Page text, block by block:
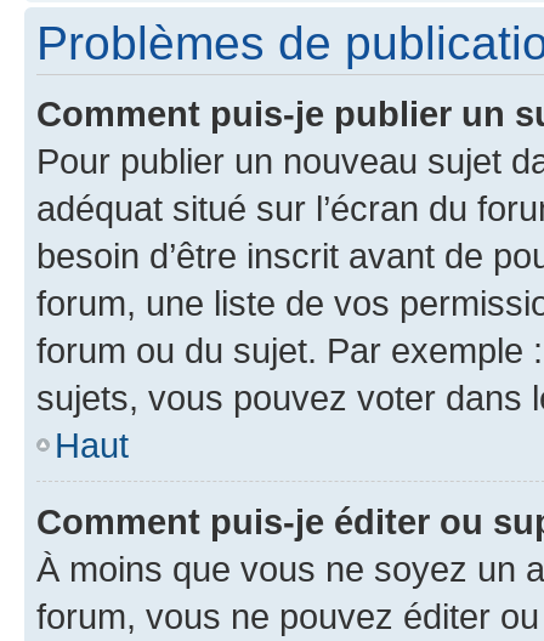
Problèmes de
Comment puis-je publier un
Pour publier un nouveau sujet
adéquat situé sur l’écran du
besoin d’être inscrit avant de
forum, une liste de vos
forum ou du sujet. Par exemple
sujets, vous pouvez voter dans
Haut
Comment puis-je éditer ou
À moins que vous ne soyez un
forum, vous ne pouvez éditer